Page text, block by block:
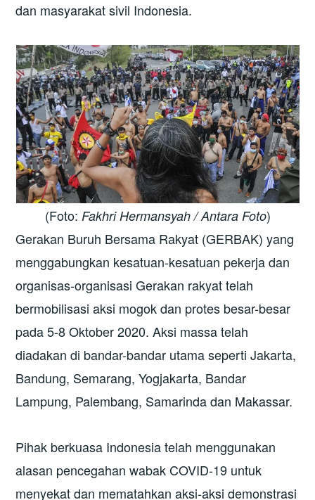
dan masyarakat sivil Indonesia.
(Foto: Fakhri Hermansyah / Antara Foto)
Gerakan Buruh Bersama Rakyat (GERBAK) yang
menggabungkan kesatuan-kesatuan pekerja dan
organisas-organisasi Gerakan rakyat telah
bermobilisasi aksi mogok dan protes besar-besar
pada 5-8 Oktober 2020. Aksi massa telah
diadakan di bandar-bandar utama seperti Jakarta,
Bandung, Semarang, Yogjakarta, Bandar
Lampung, Palembang, Samarinda dan Makassar.
Pihak berkuasa Indonesia telah menggunakan
alasan pencegahan wabak COVID-19 untuk
menyekat dan mematahkan aksi-aksi demonstrasi